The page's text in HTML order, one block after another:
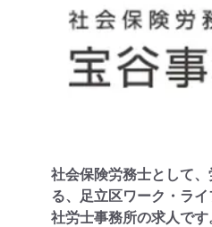
社会保険労務士として
る、足立区ワーク・ラ
社労士事務所の求人です